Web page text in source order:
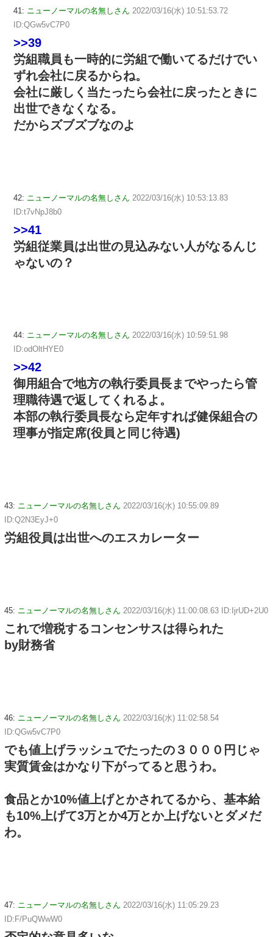
41: ニューノーマルの名無しさん 2022/03/16(水) 10:51:53.72
ID:QGw5vC7P0
>>39
労組職員も一時的に労組で働いてるだけでい
ずれ会社に戻るからね。
会社に厳しく当たったら会社に戻ったときに
出世できなくなる。
だからズブズブなのよ
42: ニューノーマルの名無しさん 2022/03/16(水) 10:53:13.83
ID:t7vNpJ8b0
>>41
労組従業員は出世の見込みない人がなるんじ
ゃないの？
44: ニューノーマルの名無しさん 2022/03/16(水) 10:59:51.98
ID:odOltHYE0
>>42
御用組合で地方の執行委員長までやったら管
理職待遇で返してくれるよ。
本部の執行委員長なら定年すれば健保組合の
理事が指定席(役員と同じ待遇)
43: ニューノーマルの名無しさん 2022/03/16(水) 10:55:09.89
ID:Q2N3EyJ+0
労組役員は出世へのエスカレーター
45: ニューノーマルの名無しさん 2022/03/16(水) 11:00:08.63 ID:IjrUD+2U0
これで増税するコンセンサスは得られた
by財務省
46: ニューノーマルの名無しさん 2022/03/16(水) 11:02:58.54
ID:QGw5vC7P0
でも値上げラッシュでたったの３０００円じゃ
実質賃金はかなり下がってると思うわ。
食品とか10%値上げとかされてるから、基本給
も10%上げて3万とか4万とか上げないとダメだ
わ。
47: ニューノーマルの名無しさん 2022/03/16(水) 11:05:29.23
ID:F/PuQWwW0